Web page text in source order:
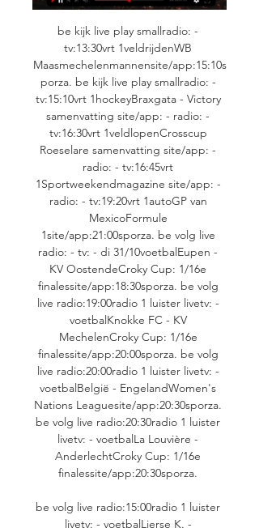
be kijk live play smallradio: -
tv:13:30vrt 1veldrijdenWB
Maasmechelenmannensite/app:15:10s
porza. be kijk live play smallradio: -
tv:15:10vrt 1hockeyBraxgata - Victory
samenvatting site/app: - radio: -
tv:16:30vrt 1veldlopenCrosscup
Roeselare samenvatting site/app: -
radio: - tv:16:45vrt
1Sportweekendmagazine site/app: -
radio: - tv:19:20vrt 1autoGP van
MexicoFormule
1site/app:21:00sporza. be volg live
radio: - tv: - di 31/10voetbalEupen -
KV OostendeCroky Cup: 1/16e
finalessite/app:18:30sporza. be volg
live radio:19:00radio 1 luister livetv: -
voetbalKnokke FC - KV
MechelenCroky Cup: 1/16e
finalessite/app:20:00sporza. be volg
live radio:20:00radio 1 luister livetv: -
voetbalBelgië - EngelandWomen's
Nations Leaguesite/app:20:30sporza.
be volg live radio:20:30radio 1 luister
livetv: - voetbalLa Louvière -
AnderlechtCroky Cup: 1/16e
finalessite/app:20:30sporza.
be volg live radio:15:00radio 1 luister
livetv: - voetbalLierse K. -